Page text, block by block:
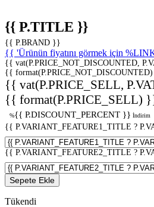
{{ P.TITLE }}
{{ P.BRAND }}
{{ 'Ürünün fiyatını görmek için
{{ vat(P.PRICE_NOT_DISCOUNTED,
{{
{{ vat(P.PRICE_SELL,
{{ format(P.PRICE_SELL)
%{{ P.DISCOUNT_PERCENT }} İndirim
{{ P.VARIANT_FEATURE1_TITLE ?
{{ P.VARIANT_FEATURE2_TITLE ?
Sepete Ekle
Tükendi